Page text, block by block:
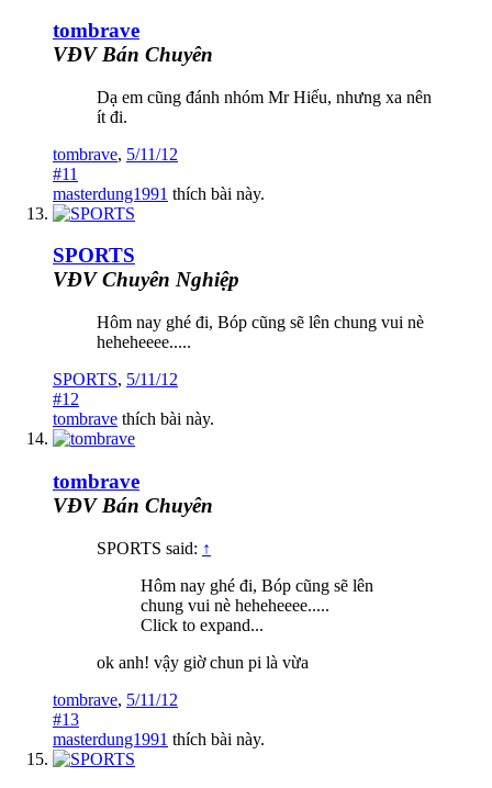
tombrave
VĐV Bán Chuyên
Dạ em cũng đánh nhóm Mr Hiếu, nhưng xa nên
ít đi.
tombrave, 5/11/12
#11
masterdung1991 thích bài này.
SPORTS
VĐV Chuyên Nghiệp
Hôm nay ghé đi, Bóp cũng sẽ lên chung vui nè
heheheeee.....
SPORTS, 5/11/12
#12
tombrave thích bài này.
tombrave
VĐV Bán Chuyên
SPORTS said: ↑
Hôm nay ghé đi, Bóp cũng sẽ lên
chung vui nè heheheeee.....
Click to expand...
ok anh! vậy giờ chun pi là vừa
tombrave, 5/11/12
#13
masterdung1991 thích bài này.